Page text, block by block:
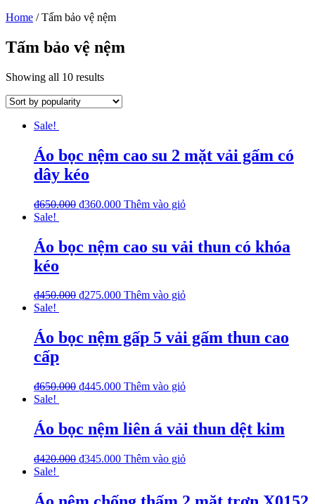
Home / Tấm bảo vệ nệm
Tấm bảo vệ nệm
Showing all 10 results
Sale!
Áo bọc nệm cao su 2 mặt vải gấm có
dây kéo
₫650.000 ₫360.000 Thêm vào giỏ
Sale!
Áo bọc nệm cao su vải thun có khóa
kéo
₫450.000 ₫275.000 Thêm vào giỏ
Sale!
Áo bọc nệm gấp 5 vải gấm thun cao
cấp
₫650.000 ₫445.000 Thêm vào giỏ
Sale!
Áo bọc nệm liên á vải thun dệt kim
₫420.000 ₫345.000 Thêm vào giỏ
Sale!